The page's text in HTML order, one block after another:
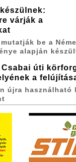
várják a
be a
alapján
Csabai úti
a
újra használható